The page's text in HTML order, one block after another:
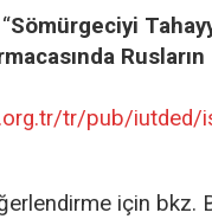
Sömürgeciyi
tr/pub/
için bkz.